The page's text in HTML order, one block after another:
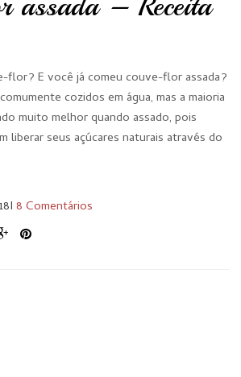
flor? E você já comeu couve-flor assada?
cozidos em água, mas a maioria
muito melhor quando assado, pois
liberar seus açúcares naturais através do
I 8 Comentários